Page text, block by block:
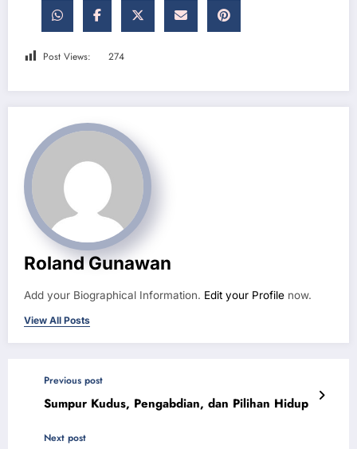
Post Views: 274
Roland Gunawan
Add your Biographical Information. Edit your Profile now.
View All Posts
Previous post
Sumpur Kudus, Pengabdian, dan Pilihan Hidup
Next post